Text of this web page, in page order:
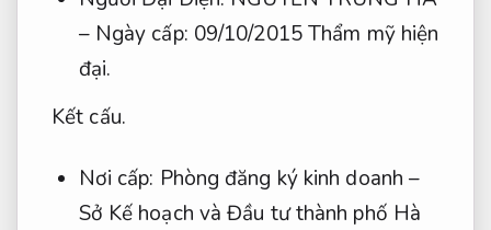
– Ngày cấp: 09/10/2015Thẩm mỹ hiện
đại.
Kết cấu.
Nơi cấp: Phòng đăng ký kinh doanh –
Sở Kế hoạch và Đầu tư thành phố Hà